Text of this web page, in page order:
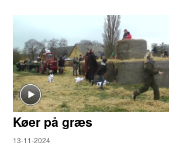
Køer på græs
13-11-2024